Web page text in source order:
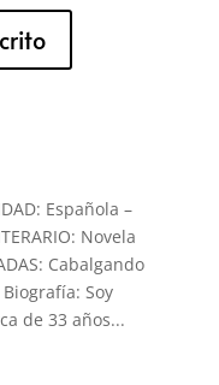
Española –
Novela
Cabalgando
Soy
de 33 años...